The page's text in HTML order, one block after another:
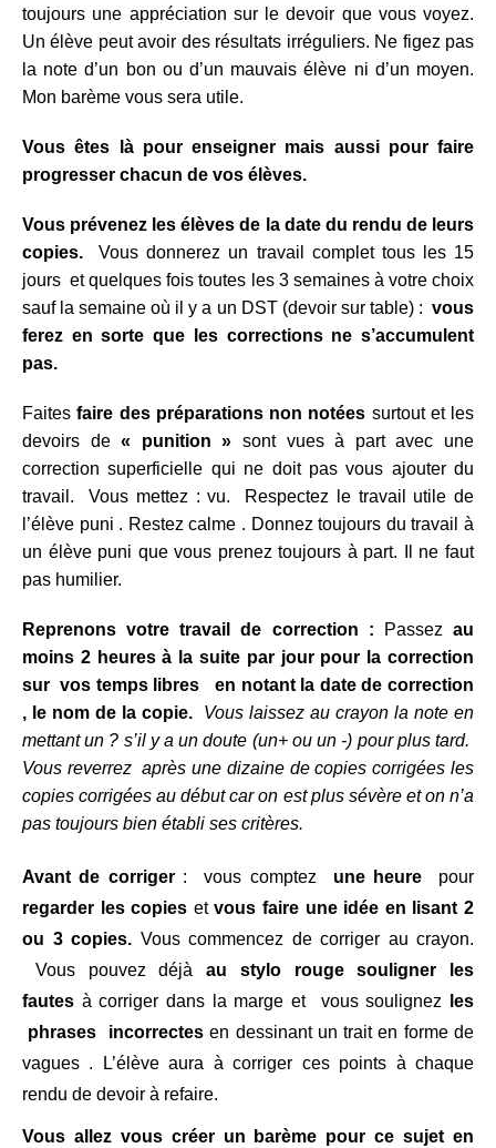
toujours une appréciation sur le devoir que vous voyez.
Un élève peut avoir des résultats irréguliers. Ne figez pas
la note d’un bon ou d’un mauvais élève ni d’un moyen.
Mon barème vous sera utile.
Vous êtes là pour enseigner mais aussi pour faire
progresser chacun de vos élèves.
Vous prévenez les élèves de la date du rendu de leurs
copies.
Vous donnerez un travail complet tous les 15
jours et quelques fois toutes les 3 semaines à votre choix
sauf la semaine où il y a un DST (devoir sur table) : vous
ferez en sorte que les corrections ne s’accumulent
pas.
Faitesfaire des préparations non notées surtout et les
devoirs de« punition » sont vues à part avec une
correction superficielle qui ne doit pas vous ajouter du
travail. Vous mettez : vu. Respectez le travail utile de
l’élève puni . Restez calme . Donnez toujours du travail à
un élève puni que vous prenez toujours à part. Il ne faut
pas humilier.
Reprenons votre travail de correction : Passez au
moins 2 heures à la suite par jour pour la correction
sur vos temps libres en notant la date de correction
, le nom de la copie.
Vous laissez au crayon la note en
mettant un ? s’il y a un doute (un+ ou un -) pour plus tard.
Vous reverrez après une dizaine de copies corrigées les
copies corrigées au début car on est plus sévère et on n’a
pas toujours bien établi ses critères.
Avant de corriger: vous comptez une heure pour
regarder les copies etvous faire une idée en lisant 2
ou 3 copies. Vous commencez de corriger au crayon.
Vous pouvez déjà au stylo rouge souligner les
fautes à corriger dans la marge et vous soulignez
les
phrases incorrectesen dessinant un trait en forme de
vagues . L’élève aura à corriger ces points à chaque
rendu de devoir à refaire.
Vous allez vous créer un barème pour ce sujet en